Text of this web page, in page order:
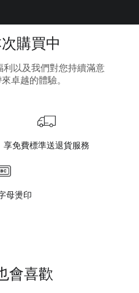
購買中
利以及我們對您持續滿意
卓越的體驗。
享免費標準送退貨服務
母燙印
會喜歡